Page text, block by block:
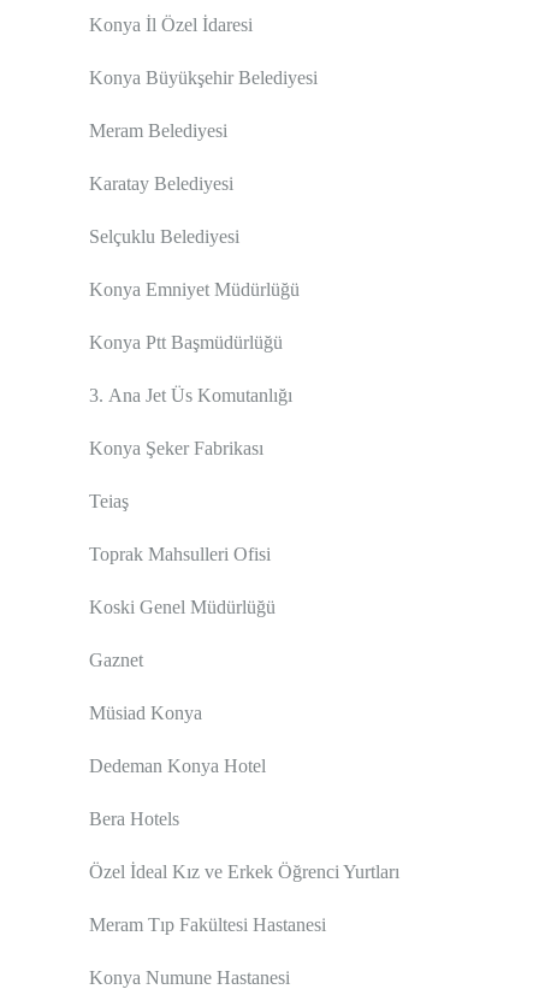
Konya İl Özel İdaresi
Konya Büyükşehir Belediyesi
Meram Belediyesi
Karatay Belediyesi
Selçuklu Belediyesi
Konya Emniyet Müdürlüğü
Konya Ptt Başmüdürlüğü
3. Ana Jet Üs Komutanlığı
Konya Şeker Fabrikası
Teiaş
Toprak Mahsulleri Ofisi
Koski Genel Müdürlüğü
Gaznet
Müsiad Konya
Dedeman Konya Hotel
Bera Hotels
Özel İdeal Kız ve Erkek Öğrenci Yurtları
Meram Tıp Fakültesi Hastanesi
Konya Numune Hastanesi